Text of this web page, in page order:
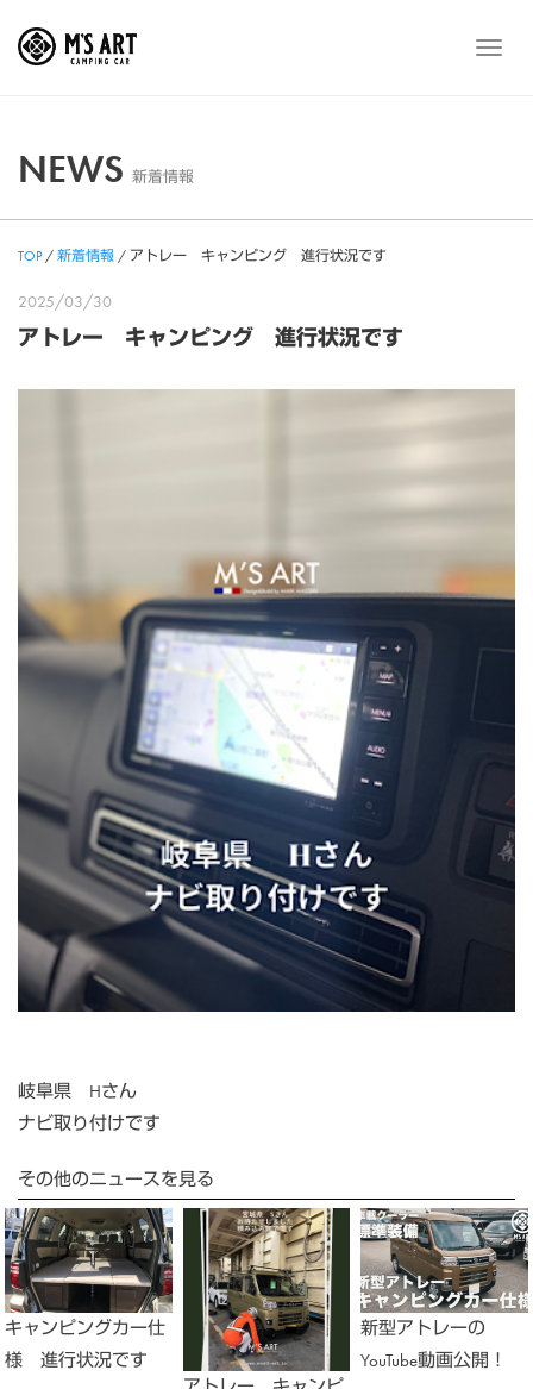
メ
NEWS 新着情報
TOP/新着情報 / アトレー キャンピング 進行状況です
2025/03/30
アトレー キャンピング 進行状況です
岐阜県 Hさん
ナビ取り付けです
その他のニュースを見る
キャンピングカー仕
様 進行状況です
新型アトレーの
YouTube動画公開！